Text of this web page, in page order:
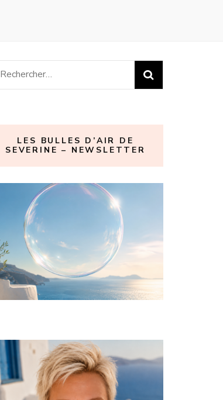
Rechercher :
LES BULLES D’AIR DE
SEVERINE – NEWSLETTER